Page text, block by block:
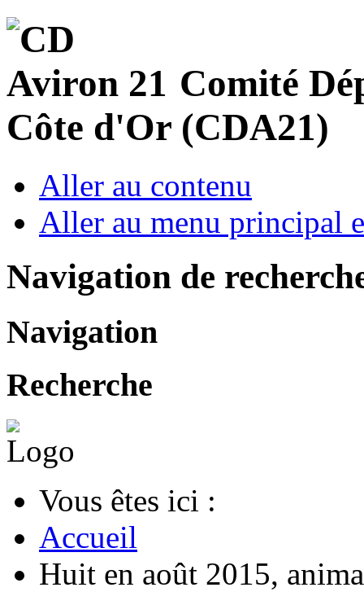
Comité
Côte d'Or (CDA21)
Aller au contenu
Aller au menu principal
Navigation de
Navigation
Recherche
Vous êtes ici :
Accueil
Huit en août 2015,